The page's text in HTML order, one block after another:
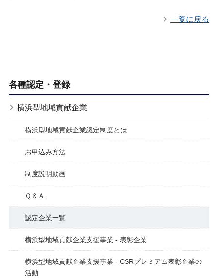
一覧に戻る
各種認定・登録
横浜型地域貢献企業
横浜型地域貢献企業認定制度とは
お申込み方法
制度説明動画
Ｑ＆Ａ
認定企業一覧
横浜型地域貢献企業支援事業 - 表彰企業
横浜型地域貢献企業支援事業 - CSRプレミアム表彰企業の
活動